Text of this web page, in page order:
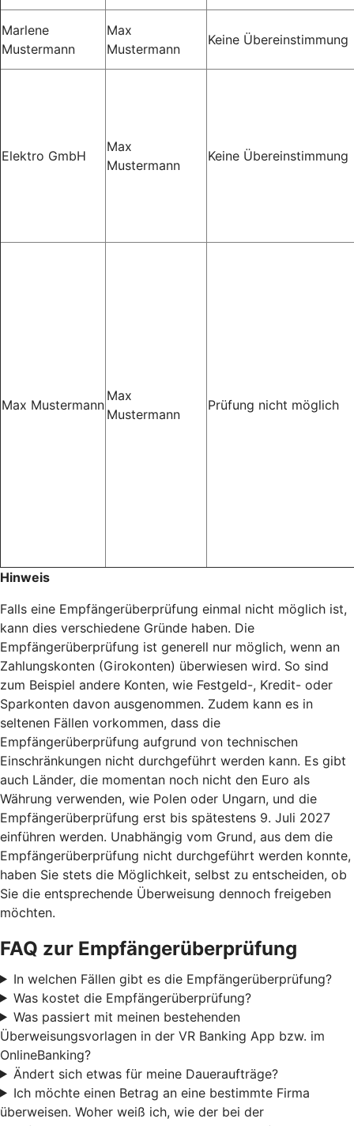
Marlene
Mustermann
Max
Mustermann
Keine Übereinstimmung
Elektro GmbH
Max
Mustermann
Keine Übereinstimmung
Max Mustermann
Max
Mustermann
Prüfung nicht möglich
Hinweis
Falls eine Empfängerüberprüfung einmal nicht möglich ist,
kann dies verschiedene Gründe haben. Die
Empfängerüberprüfung ist generell nur möglich, wenn an
Zahlungskonten (Girokonten) überwiesen wird. So sind
zum Beispiel andere Konten, wie Festgeld-, Kredit- oder
Sparkonten davon ausgenommen. Zudem kann es in
seltenen Fällen vorkommen, dass die
Empfängerüberprüfung aufgrund von technischen
Einschränkungen nicht durchgeführt werden kann. Es gibt
auch Länder, die momentan noch nicht den Euro als
Währung verwenden, wie Polen oder Ungarn, und die
Empfängerüberprüfung erst bis spätestens 9. Juli 2027
einführen werden. Unabhängig vom Grund, aus dem die
Empfängerüberprüfung nicht durchgeführt werden konnte,
haben Sie stets die Möglichkeit, selbst zu entscheiden, ob
Sie die entsprechende Überweisung dennoch freigeben
möchten.
FAQ zur Empfängerüberprüfung
In welchen Fällen gibt es die Empfängerüberprüfung?
Was kostet die Empfängerüberprüfung?
Was passiert mit meinen bestehenden
Überweisungsvorlagen in der VR Banking App bzw. im
OnlineBanking?
Ändert sich etwas für meine Daueraufträge?
Ich möchte einen Betrag an eine bestimmte Firma
überweisen. Woher weiß ich, wie der bei der